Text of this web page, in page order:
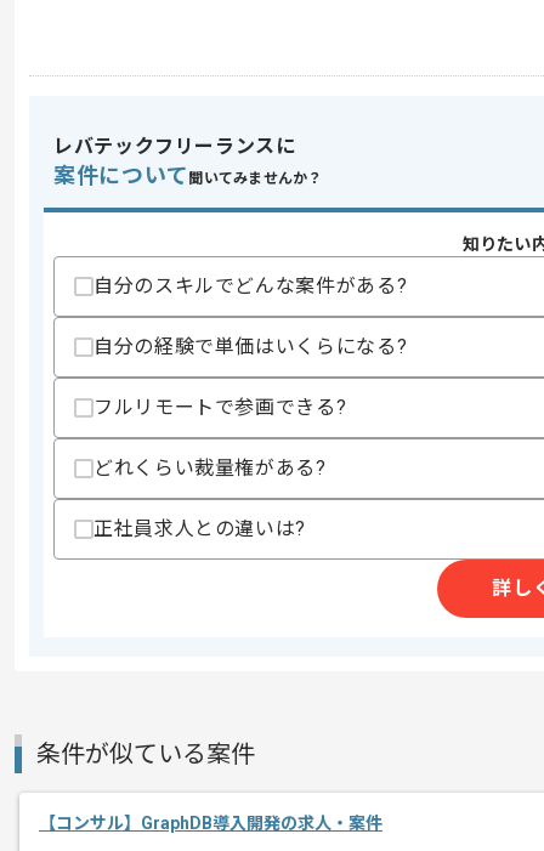
求めるスキル
・研修や勉強会での講師経験
歓迎スキル
・作業フローの自動化支援経験
スキルに不安がある方へ
上記に似た経験やスキルをお持ちであれば申
募集人数
作業開始日
2026/06/08
情報管理及び情報処理サービス事業等
基本的にはフルリモートでの作業を見込
レバテックフリーランスに
案件について 聞いてみませんか？
知りたい
自分のスキルでどんな案件がある?
自分の経験で単価はいくらになる?
フルリモートで参画できる?
どれくらい裁量権がある?
正社員求人との違いは?
詳し
条件が似ている案件
【コンサル】GraphDB導入開発の求人・案件